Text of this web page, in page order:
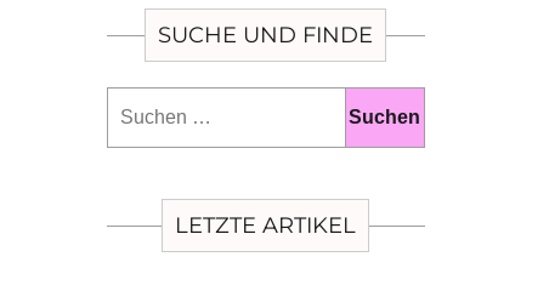
SUCHE UND FINDE
nach:
LETZTE ARTIKEL